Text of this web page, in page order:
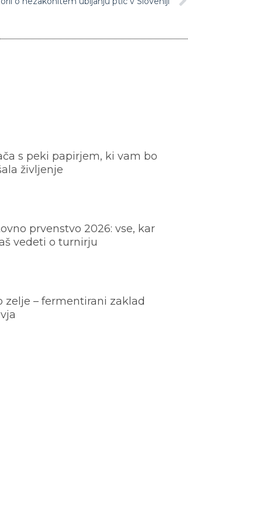
s peki papirjem, ki vam bo
življenje
prvenstvo 2026: vse, kar
vedeti o turnirju
zelje – fermentirani zaklad